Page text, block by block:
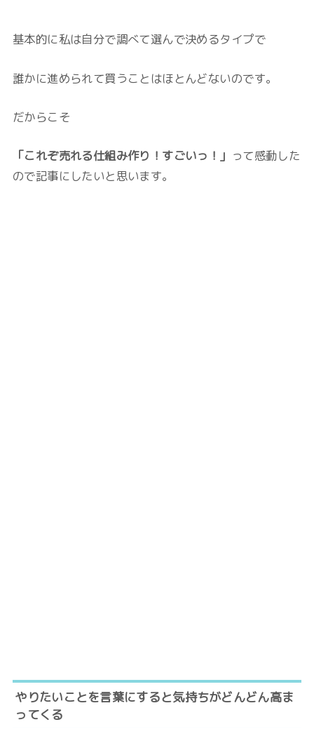
基本的に私は自分で調べて選んで決めるタイプで
誰かに進められて買うことはほとんどないのです。
だからこそ
「これぞ売れる仕組み作り！すごいっ！」 って感動した
ので記事にしたいと思います。
やりたいことを言葉にすると気持ちがどんどん高ま
ってくる